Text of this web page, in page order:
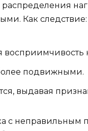
Как следствие:
восприимчивость
подвижными.
выдавая
с неправильным